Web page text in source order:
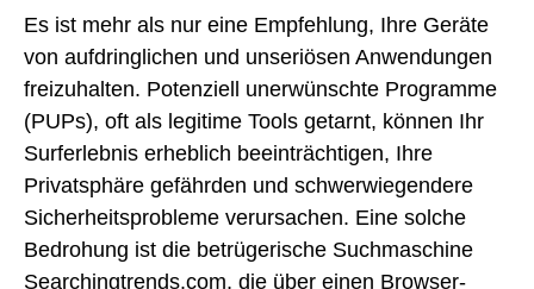
Es ist mehr als nur eine Empfehlung, Ihre Geräte
von aufdringlichen und unseriösen Anwendungen
freizuhalten. Potenziell unerwünschte Programme
(PUPs), oft als legitime Tools getarnt, können Ihr
Surferlebnis erheblich beeinträchtigen, Ihre
Privatsphäre gefährden und schwerwiegendere
Sicherheitsprobleme verursachen. Eine solche
Bedrohung ist die betrügerische Suchmaschine
Searchingtrends.com, die über einen Browser-